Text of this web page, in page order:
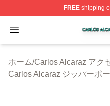
FREEshipping
Open menu
Carlos Alcaraz Shop
ホーム/Carlos Alcaraz アク
Carlos Alcaraz ジッパーポ